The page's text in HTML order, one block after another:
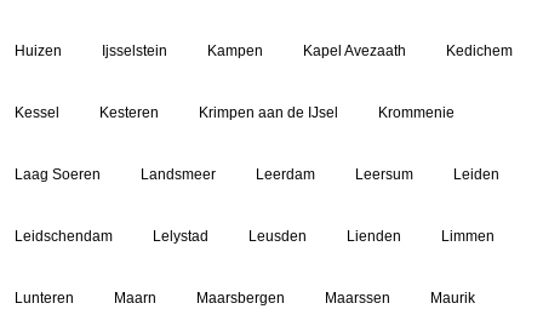
Huizen Ijsselstein Kampen Kapel Avezaath Kedichem
Kessel Kesteren Krimpen aan de IJsel Krommenie
Laag Soeren Landsmeer Leerdam Leersum Leiden
Leidschendam Lelystad Leusden Lienden Limmen
Lunteren Maarn Maarsbergen Maarssen Maurik